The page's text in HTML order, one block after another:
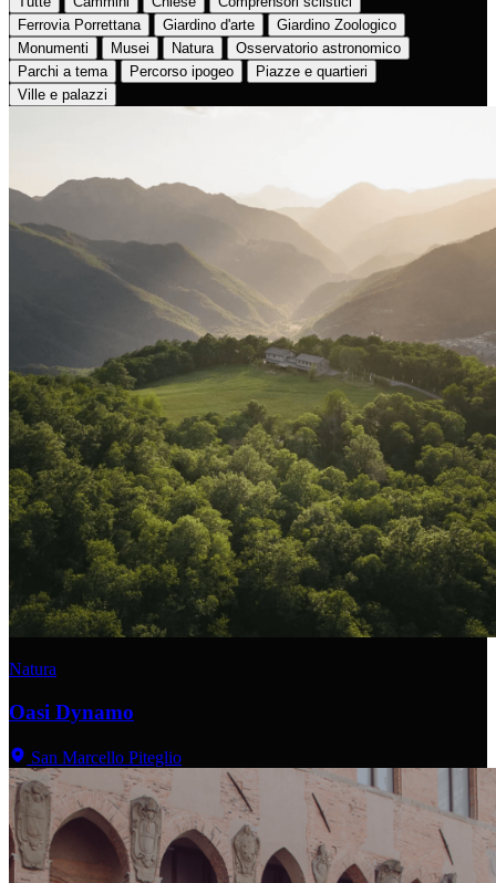
Ferrovia Porrettana
Giardino d'arte
Giardino Zoologico
Monumenti
Musei Natura
Osservatorio astronomico
Parchi a tema
Percorso ipogeo
Piazze e quartieri
Ville e palazzi
Natura
Oasi Dynamo
San Marcello Piteglio